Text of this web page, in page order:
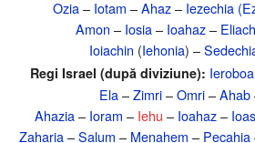
Ozia– Iotam –Ahaz– Iezechia
Amon – Iosia– Ioahaz–
Ioiachin (Iehonia) –
Regi Israel (după diviziune):
Ela–Zimri–Omri–Ahab
Ahazia– Ioram – Iehu – Ioahaz– Ioas
Zaharia–Șalum – Menahem – Pecahia